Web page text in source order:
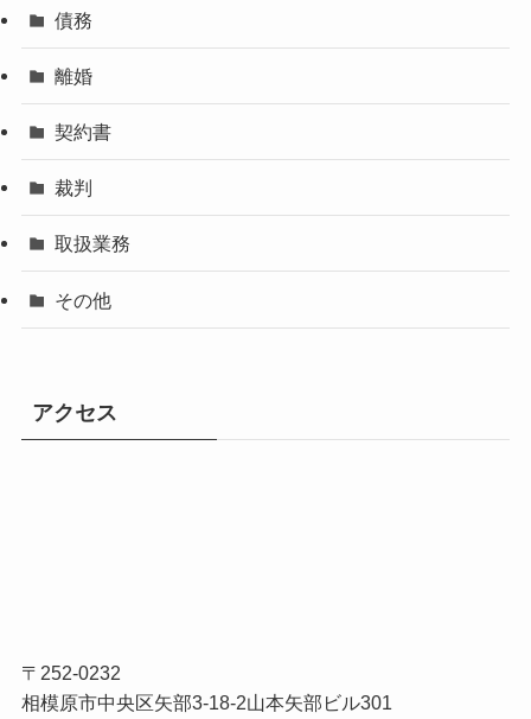
債務
離婚
契約書
裁判
取扱業務
その他
アクセス
〒252-0232
相模原市中央区矢部3-18-2山本矢部ビル301